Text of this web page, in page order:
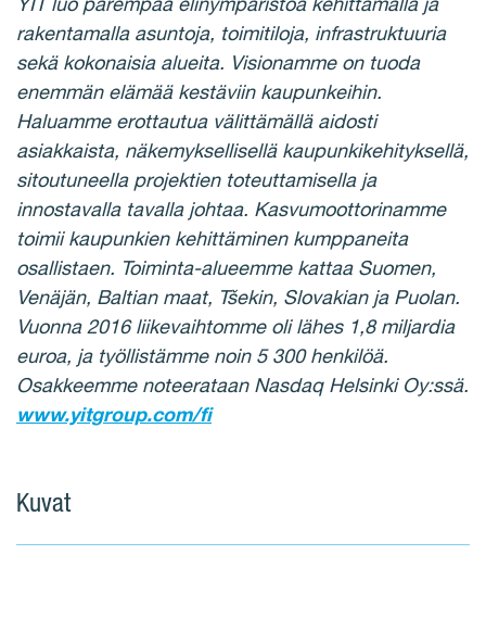
rakentamalla asuntoja, toimitiloja, infrastruktuuria
sekä kokonaisia alueita. Visionamme on tuoda
enemmän elämää kestäviin kaupunkeihin.
Haluamme erottautua välittämällä aidosti
asiakkaista, näkemyksellisellä kaupunkikehityksellä,
sitoutuneella projektien toteuttamisella ja
innostavalla tavalla johtaa. Kasvumoottorinamme
toimii kaupunkien kehittäminen kumppaneita
osallistaen. Toiminta-alueemme kattaa Suomen,
Venäjän, Baltian maat, Tšekin, Slovakian ja Puolan.
Vuonna 2016 liikevaihtomme oli lähes 1,8 miljardia
euroa, ja työllistämme noin 5 300 henkilöä.
Osakkeemme noteerataan Nasdaq Helsinki Oy:ssä.
www.yitgroup.com/fi
Kuvat